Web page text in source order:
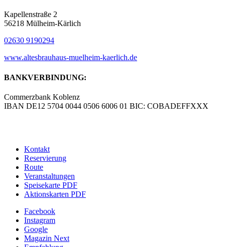
Kapellenstraße 2
56218 Mülheim-Kärlich
02630 9190294
www.altesbrauhaus-muelheim-kaerlich.de
BANKVERBINDUNG:
Commerzbank Koblenz
IBAN DE12 5704 0044 0506 6006 01 BIC: COBADEFFXXX
Kontakt
Reservierung
Route
Veranstaltungen
Speisekarte PDF
Aktionskarten PDF
Facebook
Instagram
Google
Magazin Next